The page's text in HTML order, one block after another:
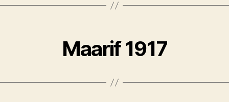
Maarif 1917